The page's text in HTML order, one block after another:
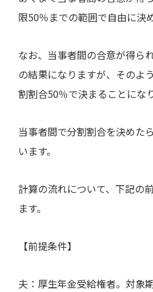
限50％までの範囲で自由に決
なお、当事者間の合意が得ら
の結果になりますが、そのよ
割割合50％で決まることにな
当事者間で分割割合を決めた
います。
計算の流れについて、下記の
ます。
【前提条件】
夫：厚生年金受給権者。対象